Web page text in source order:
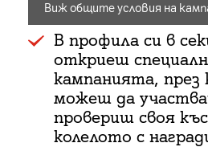
Виж общите условия на
В профила си в
откриеш
кампанията, през
можеш да
провериш своя
колелото с